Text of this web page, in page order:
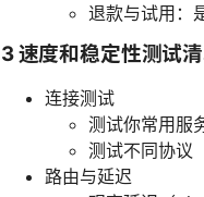
退款与试用：
3 速度和稳定性测试
连接测试
测试你常用服
测试不同协议
路由与延迟